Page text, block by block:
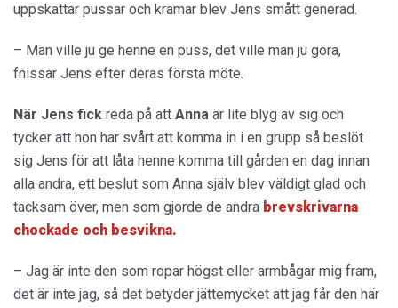
uppskattar pussar och kramar blev Jens smått generad.
– Man ville ju ge henne en puss, det ville man ju göra,
fnissar Jens efter deras första möte.
När Jens fick reda på att Anna är lite blyg av sig och
tycker att hon har svårt att komma in i en grupp så beslöt
sig Jens för att låta henne komma till gården en dag innan
alla andra, ett beslut som Anna själv blev väldigt glad och
tacksam över, men som gjorde de andra brevskrivarna
chockade och besvikna.
– Jag är inte den som ropar högst eller armbågar mig fram,
det är inte jag, så det betyder jättemycket att jag får den här